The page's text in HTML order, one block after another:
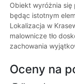
Obiekt wyróżnia się
będąc istotnym
Lokalizacja w
malownicze tło
zachowania
Oceny na